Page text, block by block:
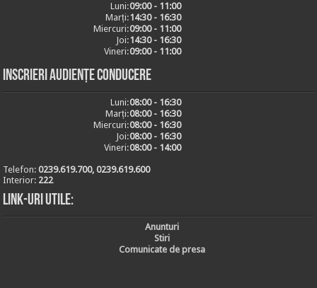
Luni:09:00 - 11:00
Marți:14:30 - 16:30
Miercuri:09:00 - 11:00
Joi:14:30 - 16:30
Vineri:09:00 - 11:00
Inscrieri audiențe conducere
Luni:08:00 - 16:30
Marți:08:00 - 16:30
Miercuri:08:00 - 16:30
Joi:08:00 - 16:30
Vineri:08:00 - 14:00
Telefon:0239.619.700, 0239.619.600
Interior: 222
Link-uri utile:
Anunturi
Stiri
Comunicate de presa